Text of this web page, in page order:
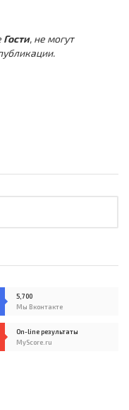
Гости, не могут
5,700
Мы Вконтакте
On-line результаты
MyScore.ru